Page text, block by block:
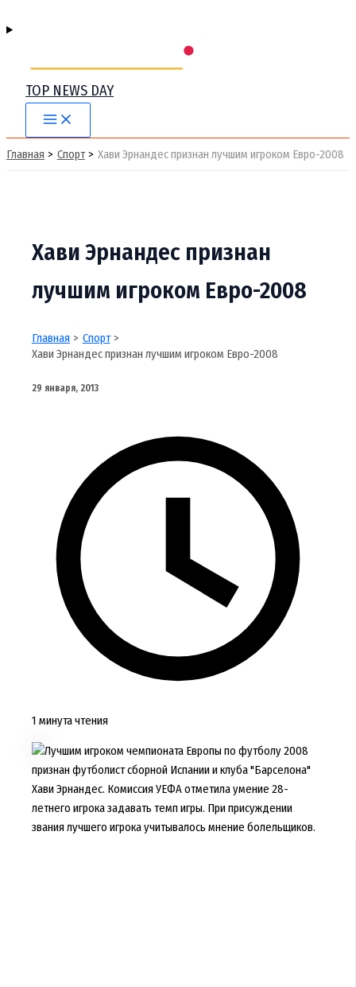
TOP NEWS DAY
Main
Menu
Главная Спорт Хави Эрнандес признан лучшим игроком Евро-2008
Хави Эрнандес признан
лучшим игроком Евро-2008
Главная
Спорт
Хави Эрнандес признан лучшим игроком Евро-2008
29 января, 2013
1 минута чтения
Лучшим игроком чемпионата Европы по футболу 2008
признан футболист сборной Испании и клуба "Барселона"
Хави Эрнандес. Комиссия УЕФА отметила умение 28-
летнего игрока задавать темп игры. При присуждении
звания лучшего игрока учитывалось мнение болельщиков.